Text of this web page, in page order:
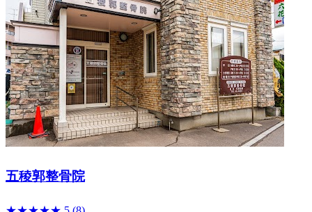
五稜郭整骨院